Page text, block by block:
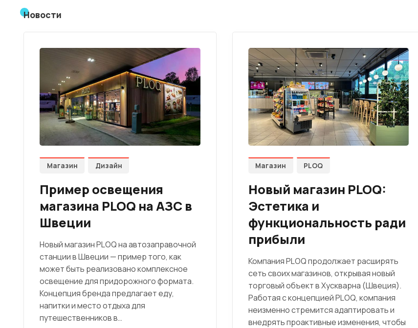
Новости
Магазин Дизайн
Пример освещения
магазина PLOQ на АЗС в
Швеции
Новый магазин PLOQ на автозаправочной
станции в Швеции — пример того, как
может быть реализовано комплексное
освещение для придорожного формата.
Концепция бренда предлагает еду,
напитки и место отдыха для
путешественников в…
Магазин PLOQ
Новый магазин PLOQ:
Эстетика и
функциональность ради
прибыли
Компания PLOQ продолжает расширять
сеть своих магазинов, открывая новый
торговый объект в Хускварна (Швеция).
Работая с концепцией PLOQ, компания
неизменно стремится адаптировать и
внедрять проактивные изменения, чтобы